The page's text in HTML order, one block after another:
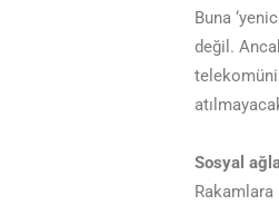
Buna
değil.
Sosyal
Rakamlara